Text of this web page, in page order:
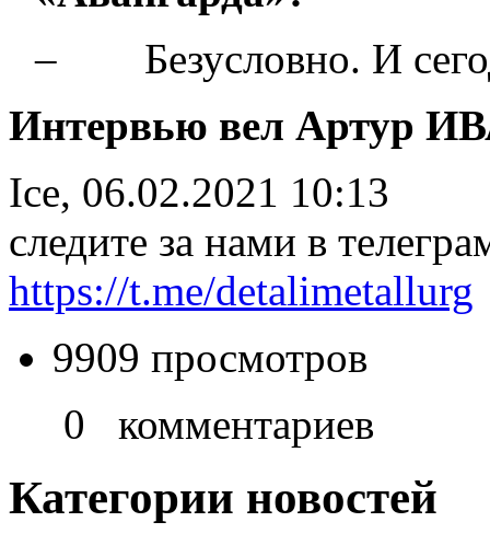
– Безусловно. И
Интервью вел
Ice, 06.02.2021 10:13
следите за нами в
https://t.me/detalimetallurg
9909 просмотров
0 комментариев
Категории новостей